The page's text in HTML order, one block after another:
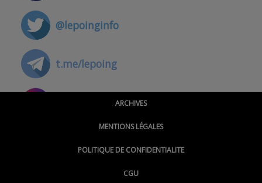
@lepoinginfo
t.me/lepoing
@montpellierpoinginfo
@LePoingMontpellier
ARCHIVES
MENTIONS LÉGALES
POLITIQUE DE CONFIDENTIALITE
CGU